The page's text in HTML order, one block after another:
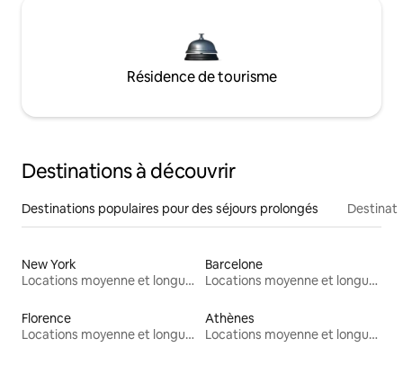
Résidence de tourisme
Destinations à découvrir
Destinations populaires pour des séjours prolongés
New York
Locations moyenne et longue durée
Barcelone
Locations moyenne et longue durée
Florence
Locations moyenne et longue durée
Athènes
Locations moyenne et longue durée